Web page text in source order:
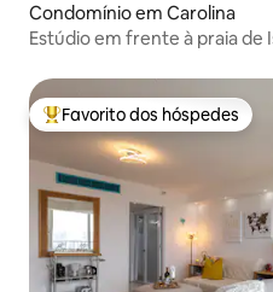
Condomínio em Carolina
Estúdio em frente à praia de
Favoritos dos hóspedes mais
Favorito dos hóspedes